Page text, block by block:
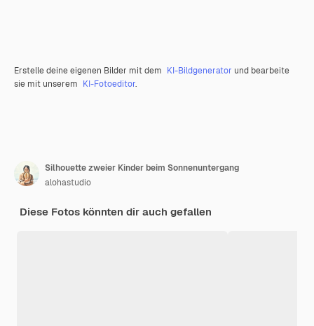
Erstelle deine eigenen Bilder mit dem KI-Bildgenerator und bearbeite
sie mit unserem KI-Fotoeditor.
Silhouette zweier Kinder beim Sonnenuntergang
alohastudio
Diese Fotos könnten dir auch gefallen